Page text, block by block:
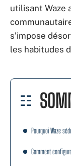
utilisant Waze
s’impose
les habitudes
Pourquoi Waze
Comment